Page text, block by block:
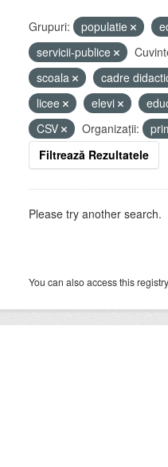
Grupuri: populatie
servicii-publice
scoala
cadre
licee
elevi
CSV
Organizații:
Filtrează Rezultatele
Please try another search.
You can also access this